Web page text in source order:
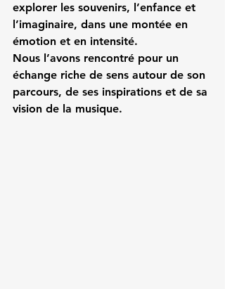
explorer les souvenirs, l’enfance et
l’imaginaire, dans une montée en
émotion et en intensité.
Nous l’avons rencontré pour un
échange riche de sens autour de son
parcours, de ses inspirations et de sa
vision de la musique.